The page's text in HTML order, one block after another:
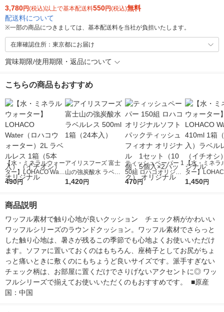
3,780円(税込)以上で基本配送料550円(税込)無料
配送料について
※一部の商品につきましては、基本配送料を当社が負担いたします。
在庫確認住所：東京都にお届け
賞味期限/使用期限・返品について
こちらの商品もおすすめ
【水・ミネラルウォー
ター】LOHACO Wate
r（ロハコウォータ
シ） オリジナル
490円
アイリスフーズ 富士
山の強炭酸水 ラベル
レス 500ml 1箱（24
1,420円
ティッシュペーパー 1
50組 ロハコオリジナ
ルソフトパックティッ
オリジナル
470円
【水・ミネラ
ター】
r 410ml 1箱（
1,450円
商品説明
ワッフル素材で触り心地が良いクッション　チェック柄がかわいい
ワッフルシリーズのラウンドクッション。ワッフル素材でさらっと
した触り心地は、暑さが残るこの季節でも心地よくお使いいただけ
ます。ソファに置いておくのはもちろん、座椅子としてお尻がちょ
っと痛いときに敷くのにもちょうど良いサイズです。派手すぎない
チェック柄は、お部屋に置くだけでさりげないアクセントに◎ ワッ
フルシリーズで揃えてお使いいただくのもおすすめです。  ■原産
国：中国